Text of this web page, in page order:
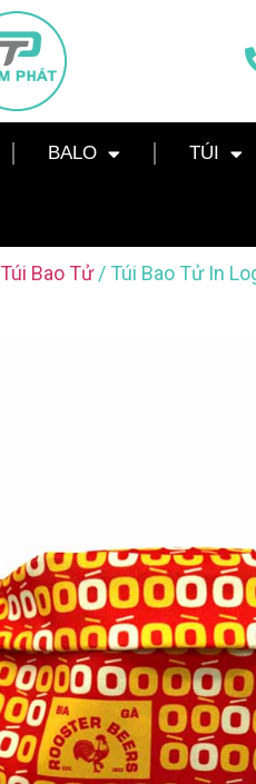
BALO TÚI
Túi Bao Tử/ Túi Bao Tử In